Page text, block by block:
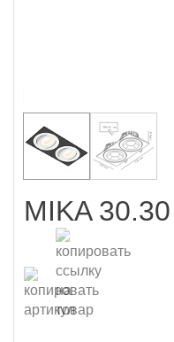
MIKA